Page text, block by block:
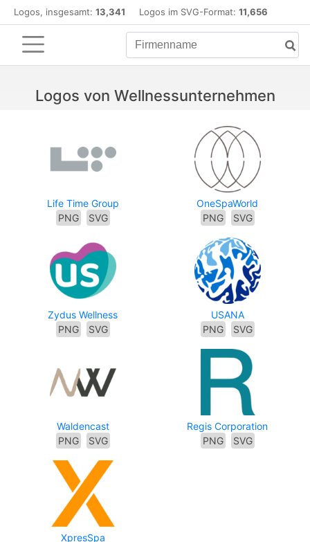
Logos, insgesamt: 13,341 Logos im SVG-Format: 11,656
Logos von Wellnessunternehmen
Life Time Group
PNG
SVG
OneSpaWorld
PNG
SVG
Zydus Wellness
PNG
SVG
USANA
PNG
SVG
Waldencast
PNG
SVG
Regis Corporation
PNG
SVG
XpresSpa